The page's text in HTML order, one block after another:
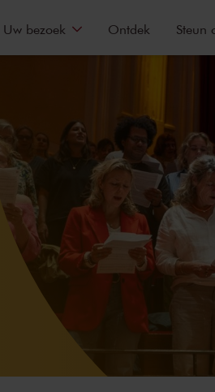
Uw bezoek Ontdek Steun